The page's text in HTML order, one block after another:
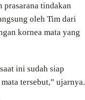
prasarana tindakan
oleh Tim dari
kornea mata yang
ini sudah siap
tersebut,” ujarnya.